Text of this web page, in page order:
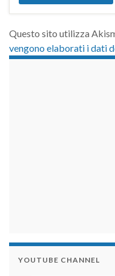
Questo sito utilizza
vengono elaborati i dati
YOUTUBE CHANNEL